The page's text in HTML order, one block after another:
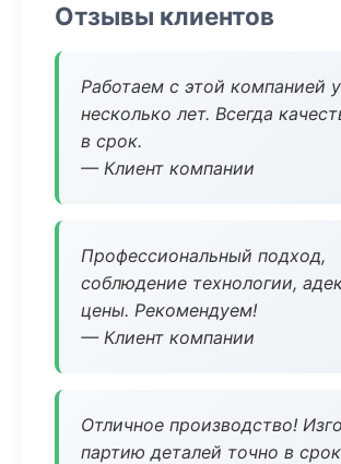
Отзывы клиентов
Работаем с этой компанией
несколько лет. Всегда
в срок.
— Клиент компании
Профессиональный подход,
соблюдение технологии,
цены. Рекомендуем!
— Клиент компании
Отличное производство!
партию деталей точно в